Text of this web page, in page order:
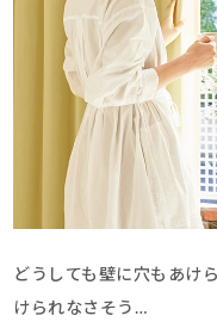
どうしても壁に穴もあけ
けられなさそう…